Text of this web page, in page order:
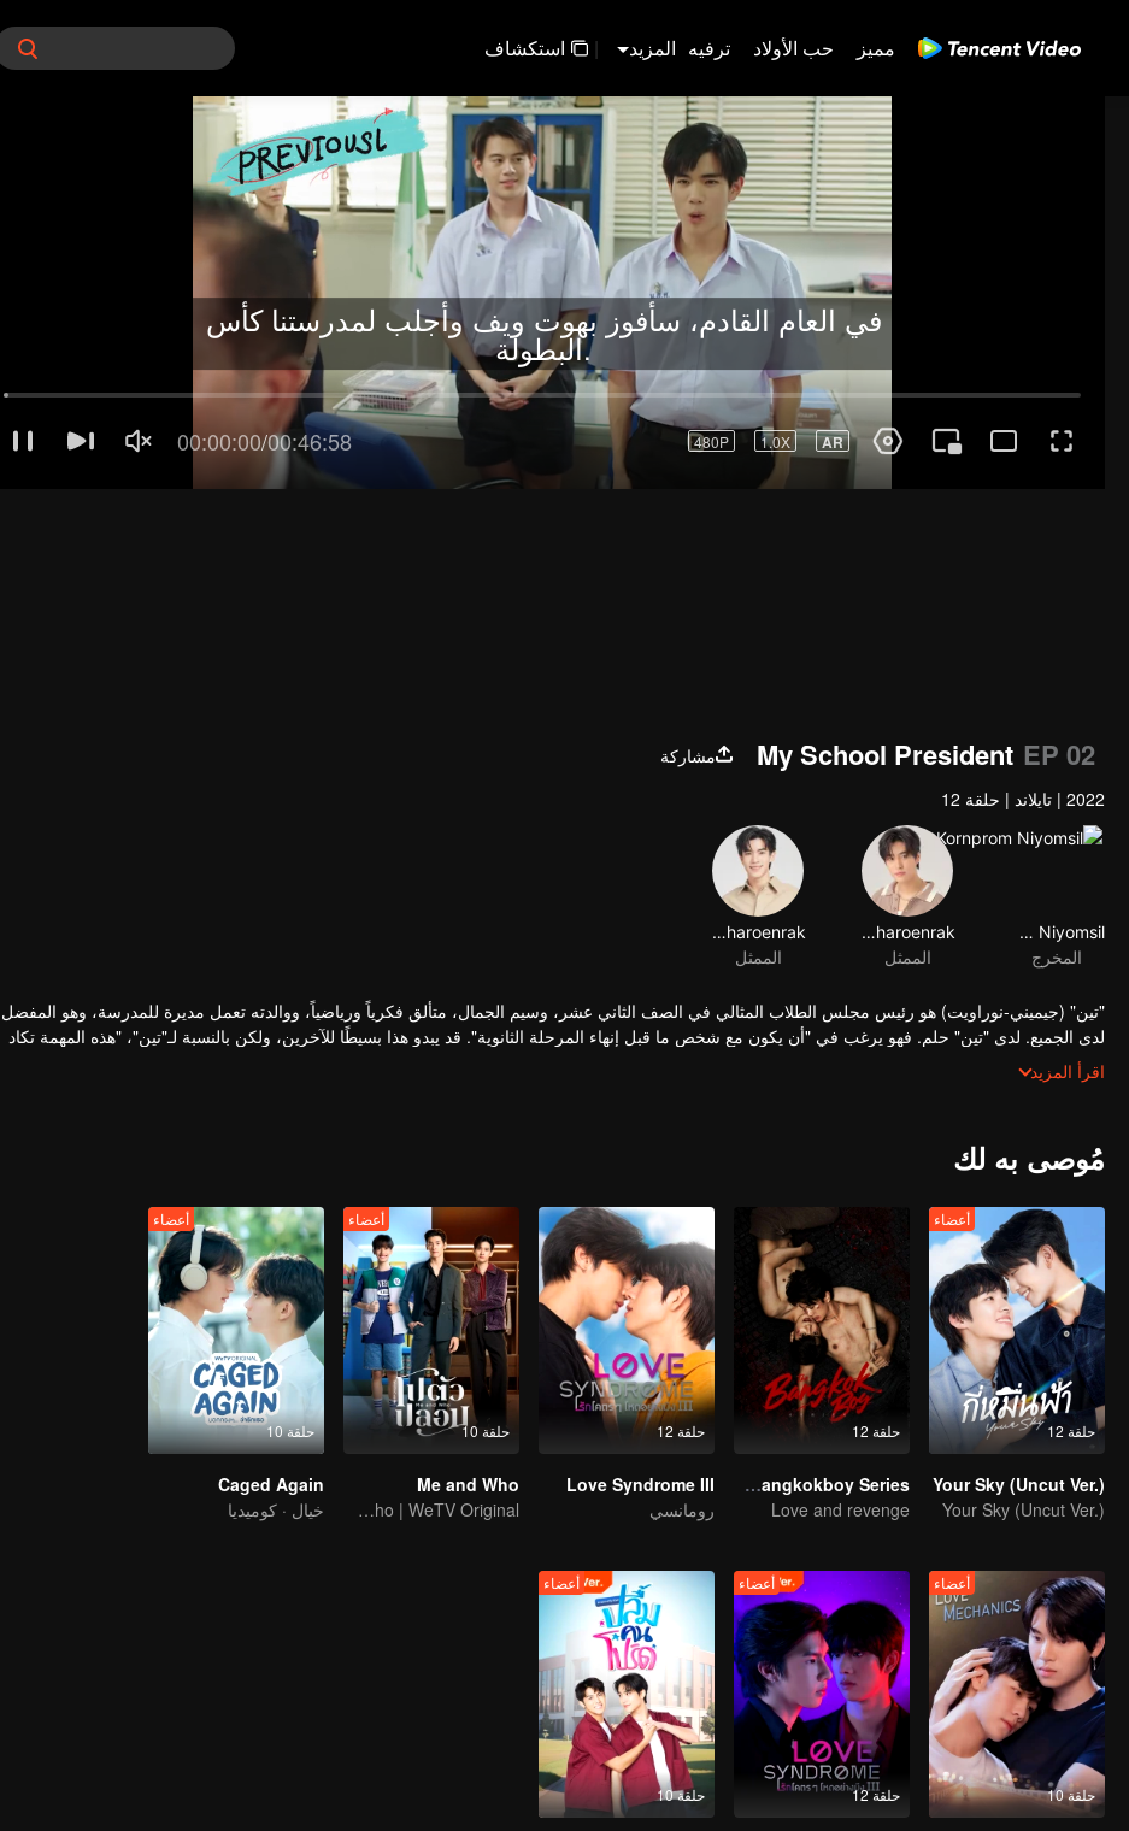
مميز حب الأولاد ترفيه المزيد | استكشاف
My School President EP 02
مشاركة
2022
| تايلاند | حلقة 12
Kornprom Niyomsil
المخرج
Gemini Norawit Titicharoenrak
الممثل
Gemini Norawit Titicharoenrak
الممثل
"تين" (جيميني-نوراويت) هو رئيس مجلس الطلاب المثالي في الصف الثاني عشر، وسيم الجمال، متألق فكرياً ورياضياً، ووالدته تعمل مديرة للمدرسة، وهو المفضل
لدى الجميع. لدى "تين" حلم. فهو يرغب في "أن يكون مع شخص ما قبل إنهاء المرحلة الثانوية". قد يبدو هذا بسيطًا للآخرين، ولكن بالنسبة لـ"تين"، "هذه المهمة تكاد
تكون مستحيلة!!". العقبة الأولى هي أن الشخص الذي يعجب به "تين" هو "جان" (فورث-ناتاوات)، رئيس نادي الموسيقى والمغني الرئيسي لفرقة "تشينزيلا"، التي لديها
قاعدة صارمة تنص على أنه "لا يُسمح لأعضاء الفرقة بالمواعدة حتى انتهاء مسابقة هوت ويف الموسيقية". رغم صعوبة الأمر، لا يوجد شيء لا يستطيع "تين" فعله. بعد
اقرأ المزيد
مُوصى به لك
حلقة 12
أعضاء
Your Sky (Uncut Ver.)
Your Sky (Uncut Ver.)
حلقة 12
The Bangkokboy Series
Love and revenge
حلقة 12
Love Syndrome III
رومانسي
حلقة 10
أعضاء
Me and Who
Me and Who | WeTV Original
حلقة 10
أعضاء
Caged Again
خيال · كوميديا
حلقة 10
أعضاء
حلقة 12
أعضاء
حلقة 10
أعضاء